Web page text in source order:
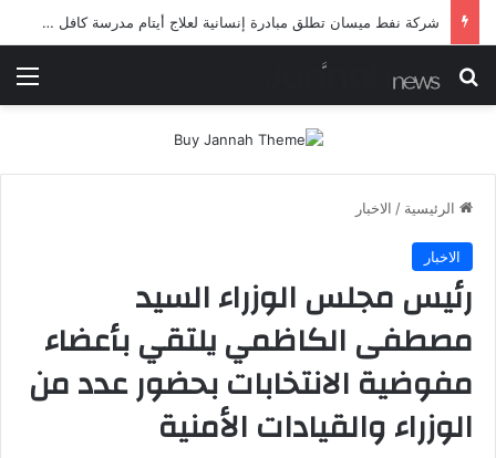
شرطة ميسان تلقي القبض على مطلقي العيارات النارية أثناء تشييع جنائزي في العمارة
بحث عن
الرئيسية / الاخبار
الاخبار
رئيس مجلس الوزراء السيد
مصطفى الكاظمي يلتقي بأعضاء
مفوضية الانتخابات بحضور عدد من
الوزراء والقيادات الأمنية